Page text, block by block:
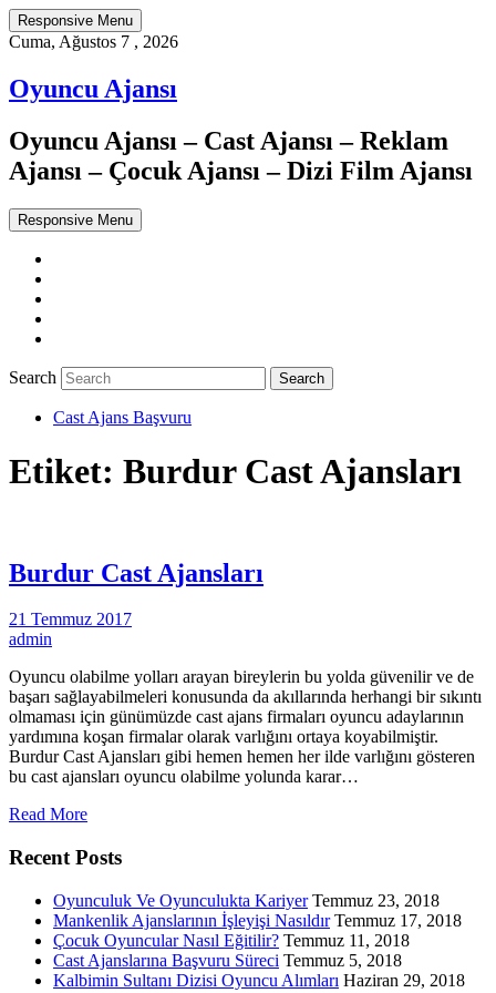
Responsive Menu
Cuma, Ağustos 7 , 2026
Oyuncu Ajansı
Oyuncu Ajansı – Cast Ajansı – Reklam
Ajansı – Çocuk Ajansı – Dizi Film Ajansı
Responsive Menu
Search
Cast Ajans Başvuru
Etiket: Burdur Cast Ajansları
Burdur Cast Ajansları
21 Temmuz 2017
admin
Oyuncu olabilme yolları arayan bireylerin bu yolda güvenilir ve de
başarı sağlayabilmeleri konusunda da akıllarında herhangi bir sıkıntı
olmaması için günümüzde cast ajans firmaları oyuncu adaylarının
yardımına koşan firmalar olarak varlığını ortaya koyabilmiştir.
Burdur Cast Ajansları gibi hemen hemen her ilde varlığını gösteren
bu cast ajansları oyuncu olabilme yolunda karar…
Read More
Recent Posts
Oyunculuk Ve Oyunculukta Kariyer Temmuz 23, 2018
Mankenlik Ajanslarının İşleyişi Nasıldır Temmuz 17, 2018
Çocuk Oyuncular Nasıl Eğitilir? Temmuz 11, 2018
Cast Ajanslarına Başvuru Süreci Temmuz 5, 2018
Kalbimin Sultanı Dizisi Oyuncu Alımları Haziran 29, 2018